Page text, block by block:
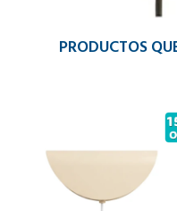
PRODUCTOS